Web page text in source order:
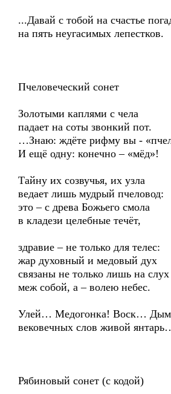
...Давай с тобой на счастье
на пять неугасимых лепестков.
Пчеловеческий сонет
Золотыми каплями с чела
падает на соты звонкий пот.
…Знаю: ждёте рифму вы -
И ещё одну: конечно – «мёд»!
Тайну их созвучья, их узла
ведает лишь мудрый пчеловод:
это – с древа Божьего смола
в кладези целебные течёт,
здравие – не только для телес:
жар духовный и медовый дух
связаны не только лишь на слух
меж собой, а – волею небес.
Улей… Медогонка! Воск…
вековечных слов живой
Рябиновый сонет (с кодой)